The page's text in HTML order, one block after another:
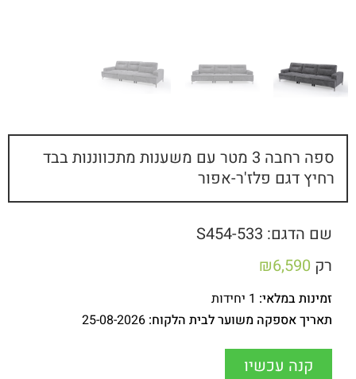
ספה רחבה 3 מטר עם משענות מתכווננות בבד
רחיץ דגם פלז'ר-אפור
שם הדגם: 533-S454
רק
₪6,590
זמינות במלאי: 1 יחידות
תאריך אספקה משוער לבית הלקוח: 25-08-2026
קנה עכשיו